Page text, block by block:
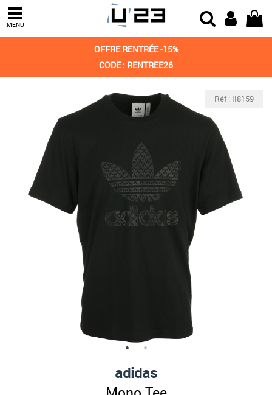
MENU
OFFRE RENTRÉE -15%
CODE : RENTREE26
Réf : II8159
adidas